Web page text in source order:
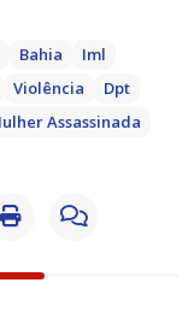
Bahia
Iml
Violência
Dpt
Assassinada